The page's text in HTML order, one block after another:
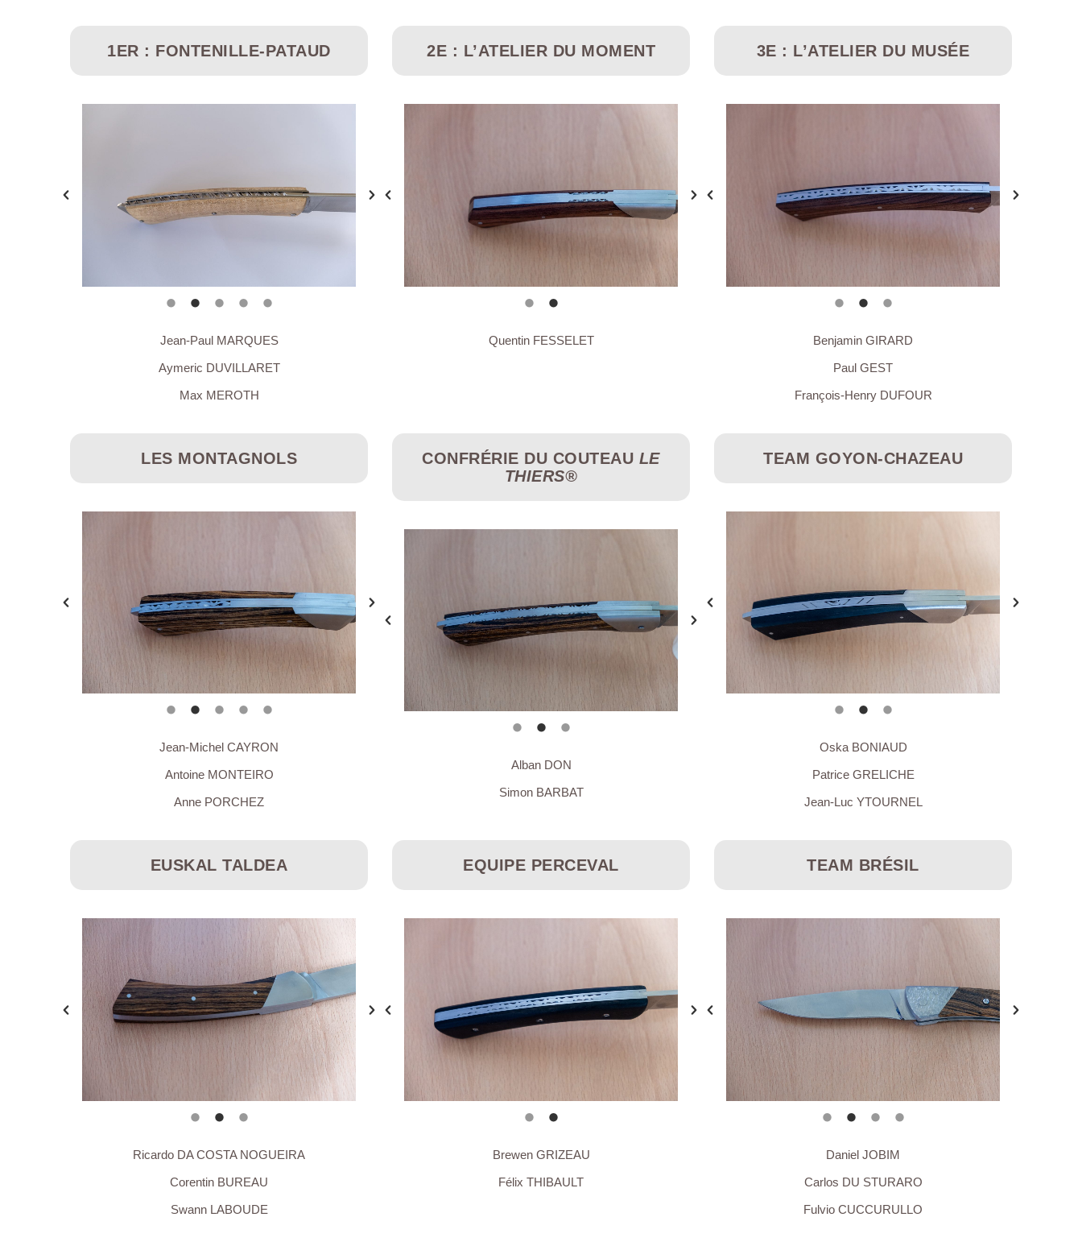
1ER : FONTENILLE-PATAUD
Jean-Paul MARQUES
Aymeric DUVILLARET
Max MEROTH
2E : L’ATELIER DU MOMENT
Quentin FESSELET
3E : L’ATELIER DU MUSÉE
Benjamin GIRARD
Paul GEST
François-Henry DUFOUR
LES MONTAGNOLS
Jean-Michel CAYRON
Antoine MONTEIRO
Anne PORCHEZ
CONFRÉRIE DU COUTEAU LE
THIERS®
Alban DON
Simon BARBAT
TEAM GOYON-CHAZEAU
Oska BONIAUD
Patrice GRELICHE
Jean-Luc YTOURNEL
EUSKAL TALDEA
Ricardo DA COSTA NOGUEIRA
Corentin BUREAU
Swann LABOUDE
EQUIPE PERCEVAL
Brewen GRIZEAU
Félix THIBAULT
TEAM BRÉSIL
Daniel JOBIM
Carlos DU STURARO
Fulvio CUCCURULLO